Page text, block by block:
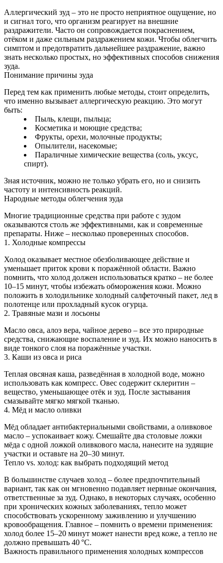
Аллергический зуд – это не просто неприятное ощущение, но
и сигнал того, что организм реагирует на внешние
раздражители. Часто он сопровождается покраснением,
отёком и даже сильным раздражением кожи. Чтобы облегчить
симптом и предотвратить дальнейшее раздражение, важно
знать несколько простых, но эффективных способов снижения
зуда.
Понимание причины зуда
Перед тем как применить любые методы, стоит определить,
что именно вызывает аллергическую реакцию. Это могут
быть:
Пыль, клещи, пыльца;
Косметика и моющие средства;
Фрукты, орехи, молочные продукты;
Опылители, насекомые;
Параличные химические вещества (соль, уксус,
спирт).
Зная источник, можно не только убрать его, но и снизить
частоту и интенсивность реакций.
Народные методы облегчения зуда
Многие традиционные средства при работе с зудом
оказываются столь же эффективными, как и современные
препараты. Ниже – несколько проверенных способов.
1. Холодные компрессы
Холод оказывает местное обезболивающее действие и
уменьшает приток крови к поражённой области. Важно
помнить, что холод должен использоваться кратко – не более
10–15 минут, чтобы избежать обморожения кожи. Можно
положить в холодильнике холодный салфеточный пакет, лед в
полотенце или прохладный кусок огурца.
2. Травяные мази и лосьоны
Масло овса, алоэ вера, чайное дерево – все это природные
средства, снижающие воспаление и зуд. Их можно наносить в
виде тонкого слоя на поражённые участки.
3. Каши из овса и риса
Теплая овсяная каша, разведённая в холодной воде, можно
использовать как компресс. Овес содержит склеритин –
вещество, уменьшающее отёк и зуд. После застывания
смазывайте мягко мягкой тканью.
4. Мёд и масло оливки
Мёд обладает антибактериальными свойствами, а оливковое
масло – успокаивает кожу. Смешайте два столовые ложки
мёда с одной ложкой оливкового масла, нанесите на зудящие
участки и оставьте на 20–30 минут.
Тепло vs. холод: как выбрать подходящий метод
В большинстве случаев холод – более предпочтительный
вариант, так как он мгновенно подавляет нервные окончания,
ответственные за зуд. Однако, в некоторых случаях, особенно
при хронических кожных заболеваниях, тепло может
способствовать ускоренному заживлению и улучшению
кровообращения. Главное – помнить о времени применения:
холод более 15–20 минут может нанести вред коже, а тепло не
должно превышать 40 °C.
Важность правильного применения холодных компрессов